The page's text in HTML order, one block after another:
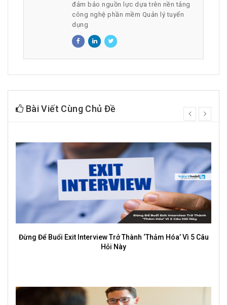
đảm bảo nguồn lực dựa trên nền tảng
công nghệ phần mềm Quản lý tuyển
dụng
Bài Viết Cùng Chủ Đề
Hóa’ Vì 5 Câu
Profile cá nhân: Cách xây dựng thương hiệu
bạn nổi bật trong công việc và cuộc
prev